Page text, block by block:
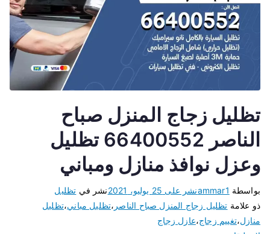
تظليل زجاج المنزل صباح
الناصر 66400552 تظليل
وعزل نوافذ منازل ومباني
بواسطة ammar1نشر على 25 يوليو، 2021 نشر في تظليل
ذو علامة تظليل زجاج المنزل صباح الناصر ،تظليل مباني،تظليل
منازل،تغييم زجاج،عازل زجاج